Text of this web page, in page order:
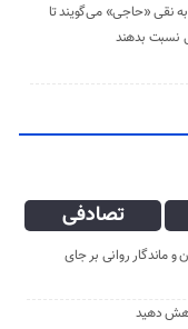
به نقی «حاجی» می‌گویند تا
نسبت بدهند
تصادفی
ماندگار روانی بر جای
دهید